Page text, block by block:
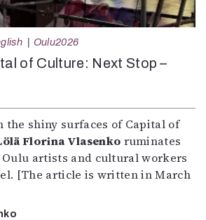
Oulu2026
of Culture: Next Stop –
the shiny surfaces of Capital of
Florina Vlasenko ruminates
artists and cultural workers
[The article is written in March